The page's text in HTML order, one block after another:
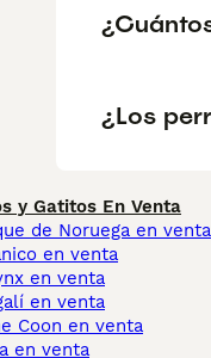
¿Los
y Gatitos En Venta
de Noruega en venta
en venta
en venta
en venta
Coon en venta
en venta